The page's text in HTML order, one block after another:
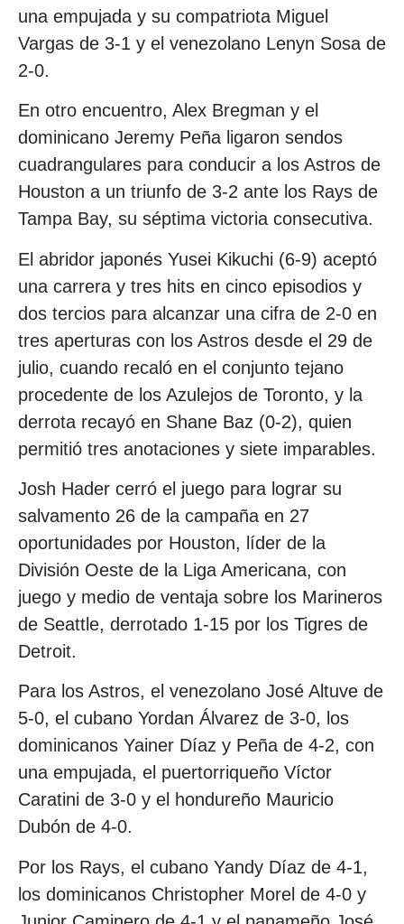
una empujada y su compatriota Miguel
Vargas de 3-1 y el venezolano Lenyn Sosa de
2-0.
En otro encuentro, Alex Bregman y el
dominicano Jeremy Peña ligaron sendos
cuadrangulares para conducir a los Astros de
Houston a un triunfo de 3-2 ante los Rays de
Tampa Bay, su séptima victoria consecutiva.
El abridor japonés Yusei Kikuchi (6-9) aceptó
una carrera y tres hits en cinco episodios y
dos tercios para alcanzar una cifra de 2-0 en
tres aperturas con los Astros desde el 29 de
julio, cuando recaló en el conjunto tejano
procedente de los Azulejos de Toronto, y la
derrota recayó en Shane Baz (0-2), quien
permitió tres anotaciones y siete imparables.
Josh Hader cerró el juego para lograr su
salvamento 26 de la campaña en 27
oportunidades por Houston, líder de la
División Oeste de la Liga Americana, con
juego y medio de ventaja sobre los Marineros
de Seattle, derrotado 1-15 por los Tigres de
Detroit.
Para los Astros, el venezolano José Altuve de
5-0, el cubano Yordan Álvarez de 3-0, los
dominicanos Yainer Díaz y Peña de 4-2, con
una empujada, el puertorriqueño Víctor
Caratini de 3-0 y el hondureño Mauricio
Dubón de 4-0.
Por los Rays, el cubano Yandy Díaz de 4-1,
los dominicanos Christopher Morel de 4-0 y